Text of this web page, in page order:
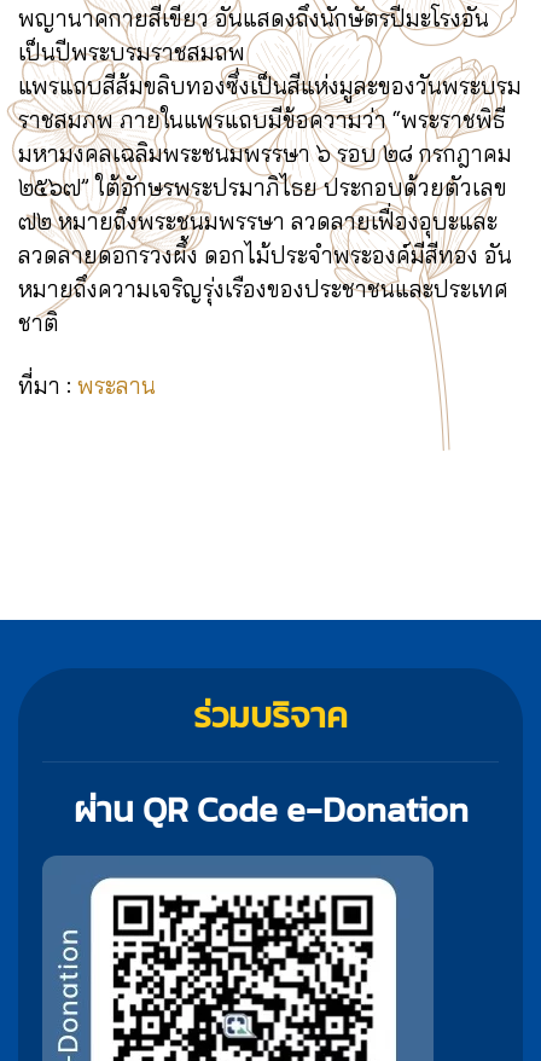
พญานาคกายสีเขียว อันแสดงถึงนักษัตรปีมะโรงอัน
เป็นปีพระบรมราชสมถพ
แพรแถบสีส้มขลิบทองซึ่งเป็นสีแห่งมูละของวันพระบรม
ราชสมภพ ภายในแพรแถบมีข้อความว่า “พระราชพิธี
มหามงคลเฉลิมพระชนมพรรษา ๖ รอบ ๒๘ กรกฎาคม
๒๕๖๗” ใต้อักษรพระปรมาภิไธย ประกอบด้วยตัวเลข
๗๒ หมายถึงพระชนมพรรษา ลวดลายเฟื่องอุบะและ
ลวดลายดอกรวงผึ้ง ดอกไม้ประจำพระองค์มีสีทอง อัน
หมายถึงความเจริญรุ่งเรืองของประชาชนและประเทศ
ชาติ
ที่มา : พระลาน
ร่วมบริจาค
ผ่าน QR Code e-Donation